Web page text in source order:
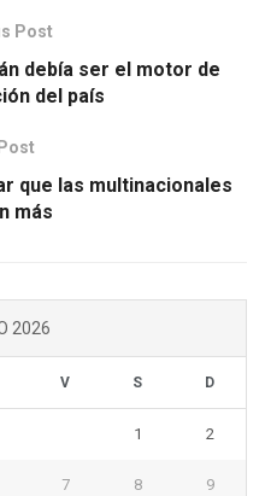
Post
debía ser el motor de
del país
que las multinacionales
más
2026
V S D
1 2
7 8 9